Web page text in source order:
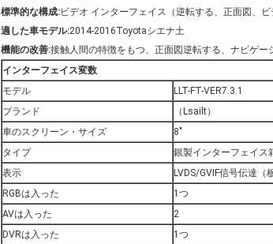
標準的な構成:ビデオ インターフェイス（逆転する、正面図、
適した車モデル:2014-2016Toyotaシエナ土
機能の改善:接触人間の特徴をもつ、正面図逆転する、ナビゲー
インターフェイス変数
モデル
LLT-FT-VER7.3.1
ブランド
（Lsailt）
車のスクリーン・サイズ
8"
タイプ
銀製インターフェイス
表示
LVDS/GVIF信号伝達（
RGBは入った
1つ
AVは入った
2
DVRは入った
1つ